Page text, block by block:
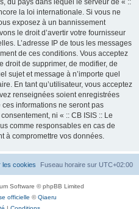
du pays dans lequel le serveur de « ::
la loi internationale. Si vous ne
exposez à un bannissement
le droit d’avertir votre fournisseur
L’adresse IP de tous les messages
de ces conditions. Vous acceptez
droit de supprimer, de modifier, de
sujet et message à n’importe quel
En tant qu’utilisateur, vous acceptez
renseignées soient enregistrées
informations ne seront pas
ni « :: CB ISIS :: Le
comme responsables en cas de
à compromettre vos données.
Fuseau horaire sur UTC+02:00
les cookies
Software © phpBB Limited
officielle ©Qiaeru